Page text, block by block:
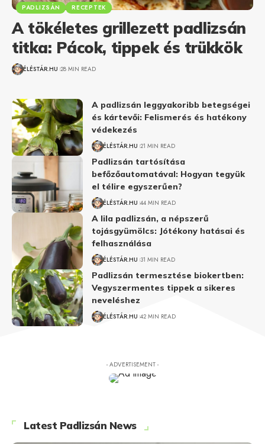
PADLIZSÁN RECEPTEK
A tökéletes grillezett padlizsán
titka: Pácok, tippek és trükkök
ÉLÉSTÁR.HU 28 MIN READ
A padlizsán leggyakoribb betegségei
és kártevői: Felismerés és hatékony
védekezés
ÉLÉSTÁR.HU 21 MIN READ
Padlizsán tartósítása
befőzőautomatával: Hogyan tegyük
el télire egyszerűen?
ÉLÉSTÁR.HU 44 MIN READ
A lila padlizsán, a népszerű
tojásgyümölcs: Jótékony hatásai és
felhasználása
ÉLÉSTÁR.HU 31 MIN READ
Padlizsán termesztése biokertben:
Vegyszermentes tippek a sikeres
neveléshez
ÉLÉSTÁR.HU 42 MIN READ
- ADVERTISEMENT -
Latest Padlizsán News